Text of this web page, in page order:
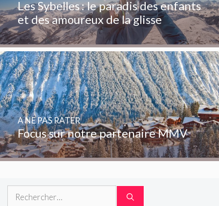
Les Sybelles : le paradis des enfants
et des amoureux de la glisse
Focus sur notre partenaire MMV
A NE PAS RATER